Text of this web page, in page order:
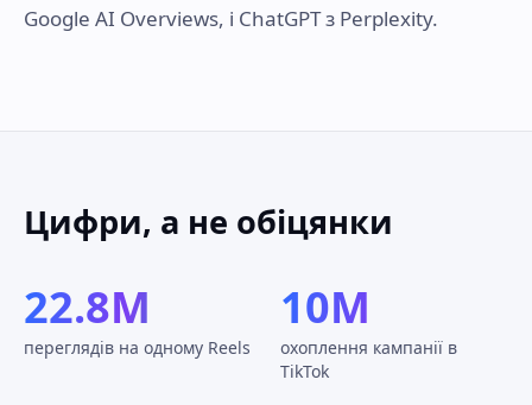
Google AI Overviews, і ChatGPT з Perplexity.
Цифри, а не обіцянки
22.8M
переглядів на одному Reels
10M
охоплення кампанії в
TikTok